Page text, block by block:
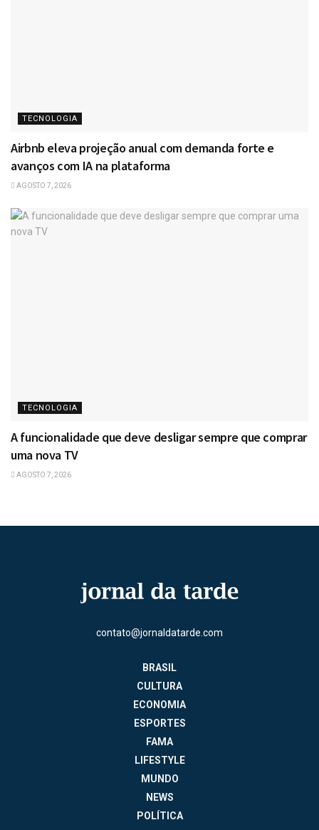
TECNOLOGIA
Airbnb eleva projeção anual com demanda forte e
avanços com IA na plataforma
AGOSTO 7, 2026
TECNOLOGIA
A funcionalidade que deve desligar sempre que comprar
uma nova TV
AGOSTO 7, 2026
contato@jornaldatarde.com
BRASIL
CULTURA
ECONOMIA
ESPORTES
FAMA
LIFESTYLE
MUNDO
NEWS
POLÍTICA